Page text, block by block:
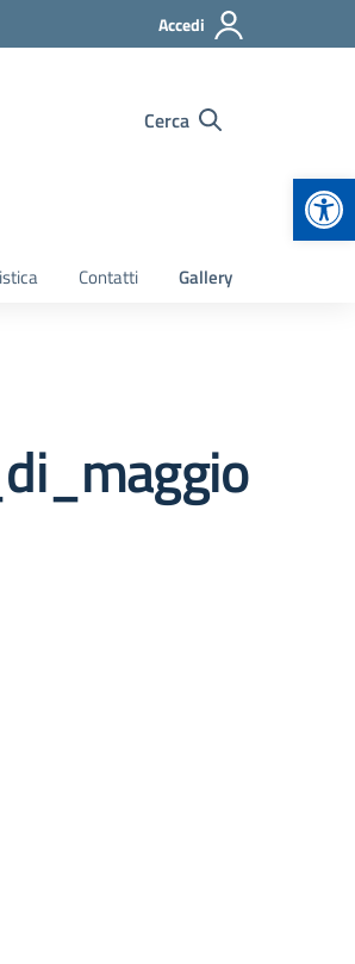
Accedi
Cerca
Contatti Gallery